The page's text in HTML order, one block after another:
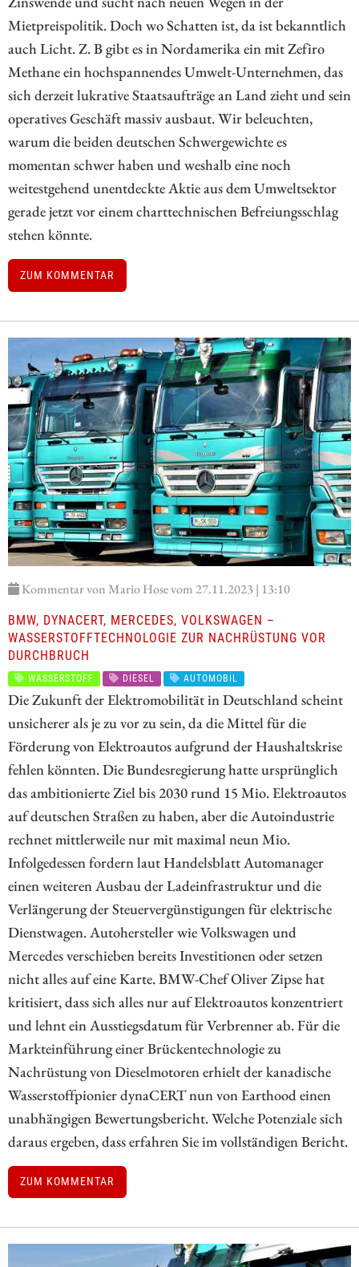
Mietpreispolitik. Doch wo Schatten ist, da ist bekanntlich
auch Licht. Z. B gibt es in Nordamerika ein mit Zefiro
Methane ein hochspannendes Umwelt-Unternehmen, das
sich derzeit lukrative Staatsaufträge an Land zieht und sein
operatives Geschäft massiv ausbaut. Wir beleuchten,
warum die beiden deutschen Schwergewichte es
momentan schwer haben und weshalb eine noch
weitestgehend unentdeckte Aktie aus dem Umweltsektor
gerade jetzt vor einem charttechnischen Befreiungsschlag
stehen könnte.
ZUM KOMMENTAR
Kommentar von Mario Hose vom 27.11.2023 | 13:10
BMW, DYNACERT, MERCEDES, VOLKSWAGEN –
WASSERSTOFFTECHNOLOGIE ZUR NACHRÜSTUNG VOR
DURCHBRUCH
WASSERSTOFF DIESEL AUTOMOBIL
Die Zukunft der Elektromobilität in Deutschland scheint
unsicherer als je zu vor zu sein, da die Mittel für die
Förderung von Elektroautos aufgrund der Haushaltskrise
fehlen könnten. Die Bundesregierung hatte ursprünglich
das ambitionierte Ziel bis 2030 rund 15 Mio. Elektroautos
auf deutschen Straßen zu haben, aber die Autoindustrie
rechnet mittlerweile nur mit maximal neun Mio.
Infolgedessen fordern laut Handelsblatt Automanager
einen weiteren Ausbau der Ladeinfrastruktur und die
Verlängerung der Steuervergünstigungen für elektrische
Dienstwagen. Autohersteller wie Volkswagen und
Mercedes verschieben bereits Investitionen oder setzen
nicht alles auf eine Karte. BMW-Chef Oliver Zipse hat
kritisiert, dass sich alles nur auf Elektroautos konzentriert
und lehnt ein Ausstiegsdatum für Verbrenner ab. Für die
Markteinführung einer Brückentechnologie zu
Nachrüstung von Dieselmotoren erhielt der kanadische
Wasserstoffpionier dynaCERT nun von Earthood einen
unabhängigen Bewertungsbericht. Welche Potenziale sich
daraus ergeben, dass erfahren Sie im vollständigen Bericht.
ZUM KOMMENTAR